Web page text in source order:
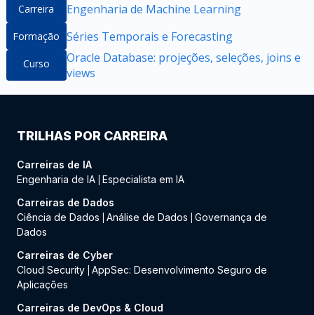
Carreira Engenharia de Machine Learning
Formação Séries Temporais e Forecasting
Curso
Oracle Database: projeções, seleções, joins e
views
TRILHAS POR CARREIRA
Carreiras de IA
Engenharia de IA Especialista em IA
Carreiras de Dados
Ciência de Dados
Análise de Dados
Governança de
Dados
Carreiras de Cyber
Cloud Security AppSec: Desenvolvimento Seguro de
Aplicações
Carreiras de DevOps & Cloud